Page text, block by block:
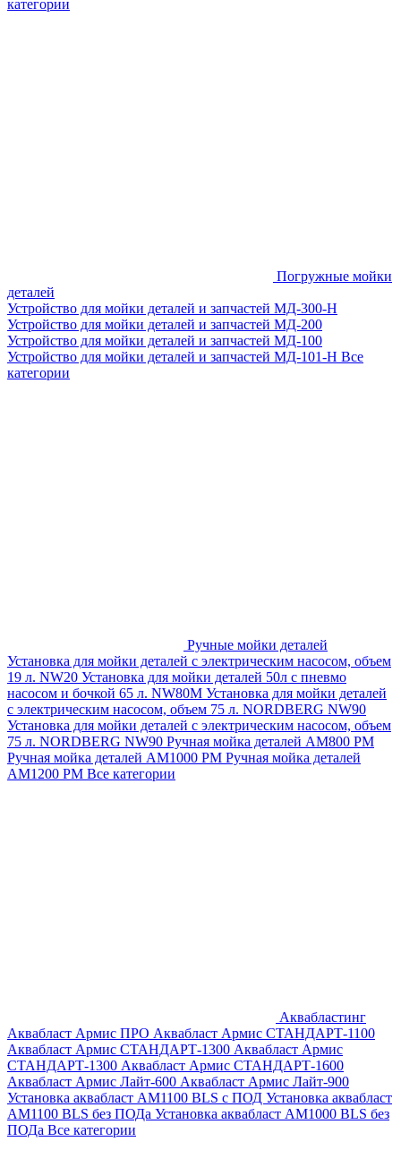
категории
Погружные мойки
деталей
Устройство для мойки деталей и запчастей МД-300-H
Устройство для мойки деталей и запчастей МД-200
Устройство для мойки деталей и запчастей МД-100
Устройство для мойки деталей и запчастей МД-101-Н Все
категории
Ручные мойки деталей
Установка для мойки деталей с электрическим насосом, объем
19 л. NW20 Установка для мойки деталей 50л с пневмо
насосом и бочкой 65 л. NW80M Установка для мойки деталей
с электрическим насосом, объем 75 л. NORDBERG NW90
Установка для мойки деталей с электрическим насосом, объем
75 л. NORDBERG NW90 Ручная мойка деталей АМ800 РМ
Ручная мойка деталей АМ1000 РМ Ручная мойка деталей
АМ1200 РМ Все категории
Аквабластинг
Аквабласт Армис ПРО Аквабласт Армис СТАНДАРТ-1100
Аквабласт Армис СТАНДАРТ-1300 Аквабласт Армис
СТАНДАРТ-1300 Аквабласт Армис СТАНДАРТ-1600
Аквабласт Армис Лайт-600 Аквабласт Армис Лайт-900
Установка аквабласт AM1100 BLS с ПОД Установка аквабласт
AM1100 BLS без ПОДа Установка аквабласт AM1000 BLS без
ПОДа Все категории